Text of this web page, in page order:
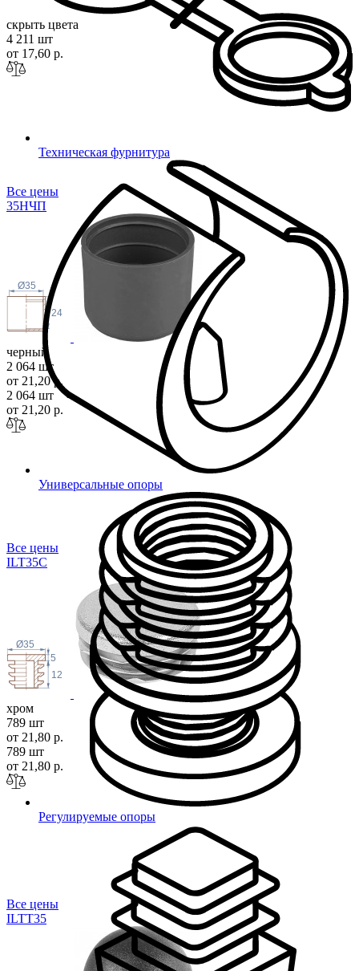
Техническая фурнитура
Универсальные опоры
Регулируемые опоры
скрыть цвета
4 211 шт
от 17,60 р.
Все цены
35НЧП
Ø35
24
черный
2 064 шт
от 21,20 р.
2 064 шт
от 21,20 р.
Все цены
ILT35C
5
12
Ø35
хром
789 шт
от 21,80 р.
789 шт
от 21,80 р.
Все цены
ILTT35